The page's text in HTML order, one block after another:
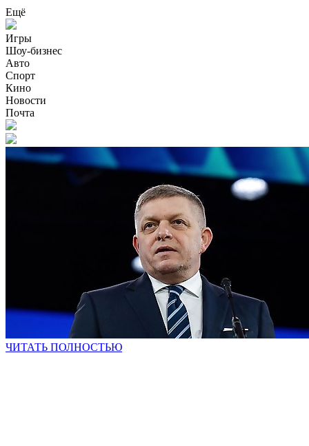
Ещё
Игры
Шоу-бизнес
Авто
Спорт
Кино
Новости
Почта
ЧИТАТЬ ПОЛНОСТЬЮ